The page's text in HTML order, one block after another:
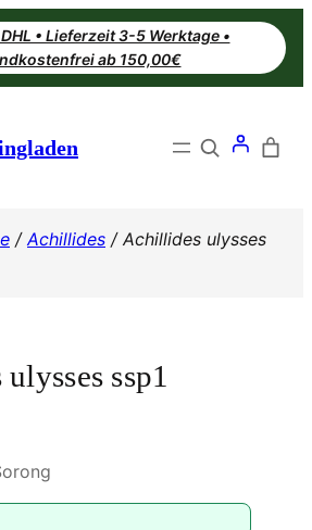
• Lieferzeit 3-5 Werktage •
ab 150,00€
Search
/Achillides / Achillides ulysses
ssp1